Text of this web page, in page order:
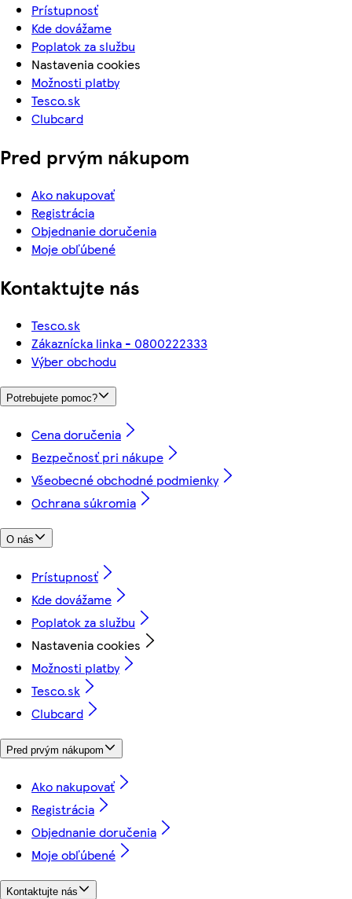
Prístupnosť
Kde dovážame
Poplatok za službu
Nastavenia cookies
Možnosti platby
Tesco.sk
Clubcard
Pred prvým nákupom
Ako nakupovať
Registrácia
Objednanie doručenia
Moje obľúbené
Kontaktujte nás
Tesco.sk
Zákaznícka linka - 0800222333
Výber obchodu
Potrebujete pomoc?
Cena doručenia
Bezpečnosť pri nákupe
Všeobecné obchodné podmienky
Ochrana súkromia
O nás
Prístupnosť
Kde dovážame
Poplatok za službu
Nastavenia cookies
Možnosti platby
Tesco.sk
Clubcard
Pred prvým nákupom
Ako nakupovať
Registrácia
Objednanie doručenia
Moje obľúbené
Kontaktujte nás